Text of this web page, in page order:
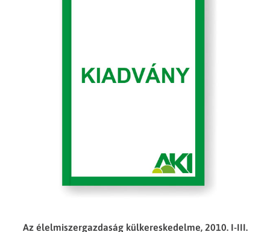
Az élelmiszergazdaság külkereskedelme, 2010. I-III.